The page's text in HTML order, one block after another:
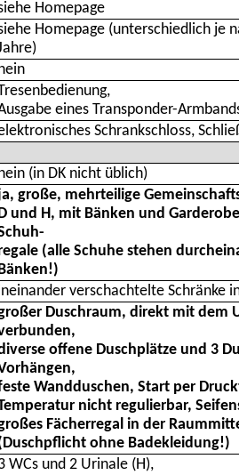
Homepage
Homepage (unterschiedlich je
eines Transponder-
Schrankschloss,
(in DK nicht üblich)
große, mehrteilige
D und H, mit Bänken und
(alle Schuhe stehen
Bänken!)
verschachtelte Schränke
Duschraum, direkt mit dem
offene Duschplätze und 3
Wandduschen, Start per
nicht regulierbar,
Fächerregal in der
ohne Badekleidung!)
WCs und 2 Urinale (H),